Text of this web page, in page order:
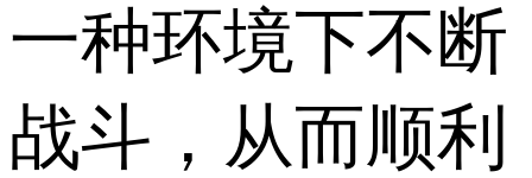
一种环境下不断
战斗，从而顺利